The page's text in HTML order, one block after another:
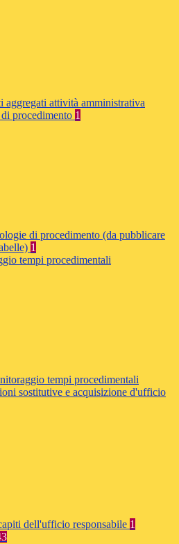
aggregati attività amministrativa
procedimento 1
di procedimento (da pubblicare
1
tempi procedimentali
tempi procedimentali
sostitutive e acquisizione d'ufficio
dell'ufficio responsabile 1